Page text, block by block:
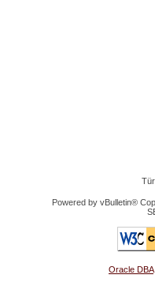
Powered by vBulletin®
Oracle DBA